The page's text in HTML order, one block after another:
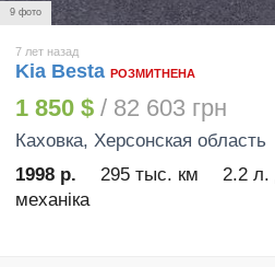
9 фото
7 лет назад
Kia Besta РОЗМИТНЕНА
1 850 $ / 82 603 грн
Каховка, Херсонская область
1998 р.
295 тыс. км 2.2 л.
механіка